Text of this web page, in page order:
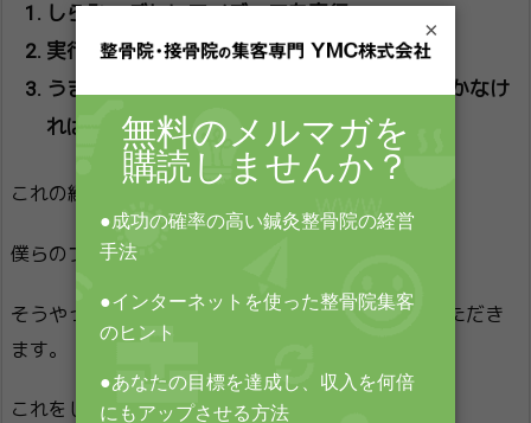
しらみつぶしにアイディアを実行
実行した結果がどうだったかを検証する。
うまく行けば、その行動を増やす。うまく行かなけ
れば、別のアイディアを実行する。
これの繰り返しなんです。
僕らのプログラムでは、これの大切さを伝えます。
そうやって、地道な行動をコツコツと積み上げていただき
ます。
これをして、まったく成果が出ない人は、いません。
×